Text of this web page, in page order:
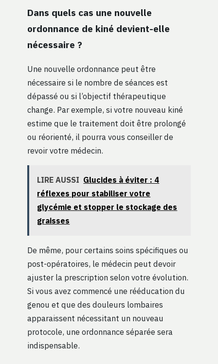
Dans quels cas une nouvelle
ordonnance de kiné devient-elle
nécessaire ?
Une nouvelle ordonnance peut être
nécessaire si le nombre de séances est
dépassé ou si l’objectif thérapeutique
change. Par exemple, si votre nouveau kiné
estime que le traitement doit être prolongé
ou réorienté, il pourra vous conseiller de
revoir votre médecin.
LIRE AUSSI Glucides à éviter : 4
réflexes pour stabiliser votre
glycémie et stopper le stockage des
graisses
De même, pour certains soins spécifiques ou
post-opératoires, le médecin peut devoir
ajuster la prescription selon votre évolution.
Si vous avez commencé une rééducation du
genou et que des douleurs lombaires
apparaissent nécessitant un nouveau
protocole, une ordonnance séparée sera
indispensable.